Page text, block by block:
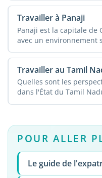
Travailler à Panaji
Panaji est la capitale de
avec un environnement
Travailler au Tamil
Quelles sont les
dans l'État du Tamil
POUR ALLER
Le guide de